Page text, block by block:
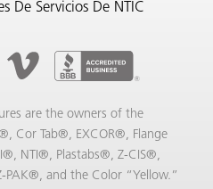
De Servicios De NTIC
are the owners of the
Cor Tab®, EXCOR®, Flange
NTI®, Plastabs®, Z-CIS®,
and the Color “Yellow.”